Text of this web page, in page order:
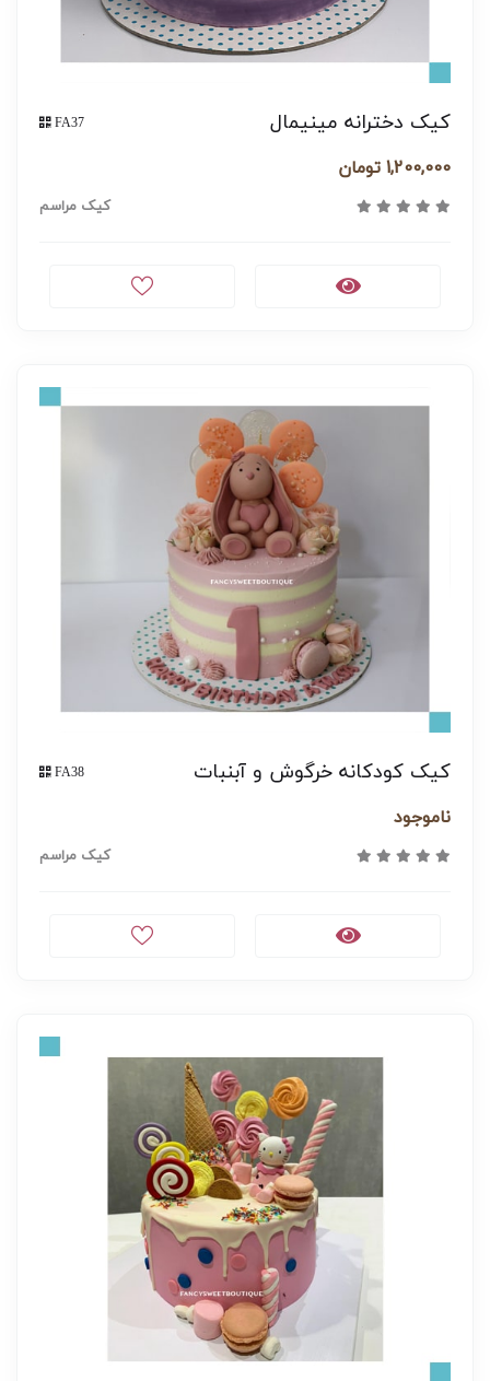
کیک دخترانه مینیمال FA37
1,200,000 تومان
کیک مراسم
کیک کودکانه خرگوش و آبنبات FA38
ناموجود
کیک مراسم